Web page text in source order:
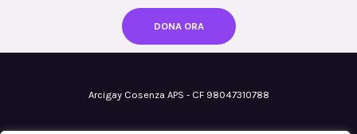
DONA ORA
Arcigay Cosenza APS - CF 98047310788